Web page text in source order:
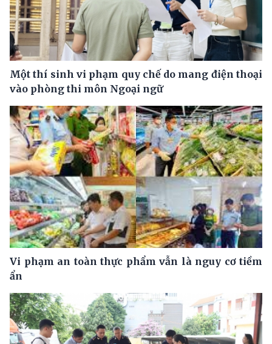
Một thí sinh vi phạm quy chế do mang điện thoại
vào phòng thi môn Ngoại ngữ
Vi phạm an toàn thực phẩm vẫn là nguy cơ tiềm
ẩn